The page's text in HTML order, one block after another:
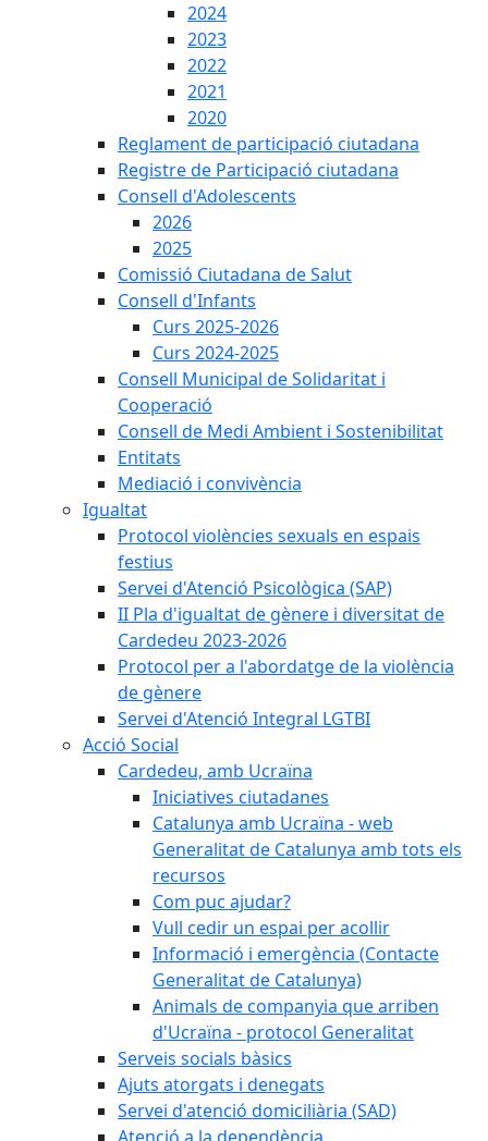
2024
2023
2022
2021
2020
Reglament de participació ciutadana
Registre de Participació ciutadana
Consell d'Adolescents
2026
2025
Comissió Ciutadana de Salut
Consell d'Infants
Curs 2025-2026
Curs 2024-2025
Consell Municipal de Solidaritat i
Cooperació
Consell de Medi Ambient i Sostenibilitat
Entitats
Mediació i convivència
Igualtat
Protocol violències sexuals en espais
festius
Servei d'Atenció Psicològica (SAP)
II Pla d'igualtat de gènere i diversitat de
Cardedeu 2023-2026
Protocol per a l'abordatge de la violència
de gènere
Servei d'Atenció Integral LGTBI
Acció Social
Cardedeu, amb Ucraïna
Iniciatives ciutadanes
Catalunya amb Ucraïna - web
Generalitat de Catalunya amb tots els
recursos
Com puc ajudar?
Vull cedir un espai per acollir
Informació i emergència (Contacte
Generalitat de Catalunya)
Animals de companyia que arriben
d'Ucraïna - protocol Generalitat
Serveis socials bàsics
Ajuts atorgats i denegats
Servei d'atenció domiciliària (SAD)